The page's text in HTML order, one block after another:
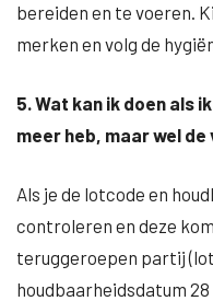
bereiden en te voeren.
merken en volg de
5. Wat kan ik doen als
meer heb, maar wel
Als je de lotcode en
controleren en deze
teruggeroepen partij
houdbaarheidsdatum